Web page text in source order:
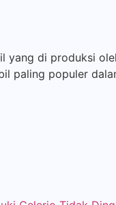
yang di produksi
paling populer